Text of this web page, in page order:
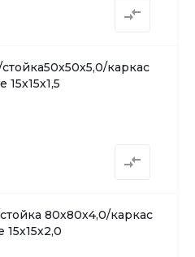
каркас
80х80х4,0/каркас